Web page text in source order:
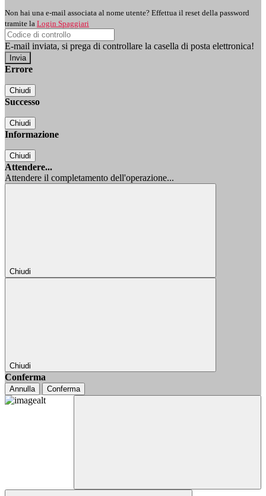
Non hai una e-mail associata al nome utente? Effettua il reset della password
tramite la Login Spaggiari
E-mail inviata, si prega di controllare la casella di posta elettronica!
Errore
Chiudi
Successo
Chiudi
Informazione
Chiudi
Attendere...
Attendere il completamento dell'operazione...
Chiudi
Chiudi
Conferma
Annulla Conferma